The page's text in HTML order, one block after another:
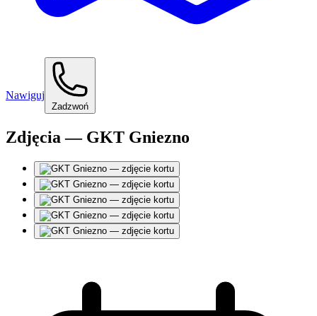
Nawiguj
Zadzwoń
Zdjęcia — GKT Gniezno